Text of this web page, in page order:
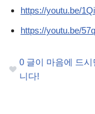
https://youtu.be/
https://youtu.be/
0 글이 마음에 드
니다!